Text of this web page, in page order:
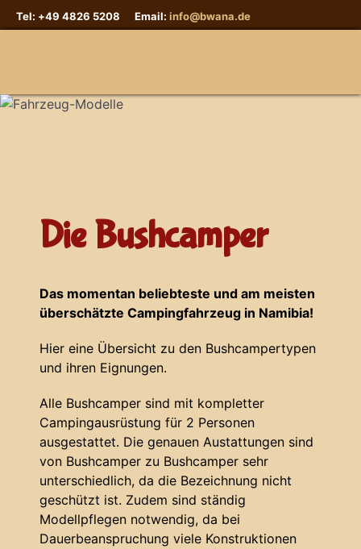
Tel: +49 4826 5208 Email: info@bwana.de
Sprache auswählen
Die Bushcamper
Das momentan beliebteste und am meisten
überschätzte Campingfahrzeug in Namibia!
Hier eine Übersicht zu den Bushcampertypen
und ihren Eignungen.
Alle Bushcamper sind mit kompletter
Campingausrüstung für 2 Personen
ausgestattet. Die genauen Austattungen sind
von Bushcamper zu Bushcamper sehr
unterschiedlich, da die Bezeichnung nicht
geschützt ist. Zudem sind ständig
Modellpflegen notwendig, da bei
Dauerbeanspruchung viele Konstruktionen